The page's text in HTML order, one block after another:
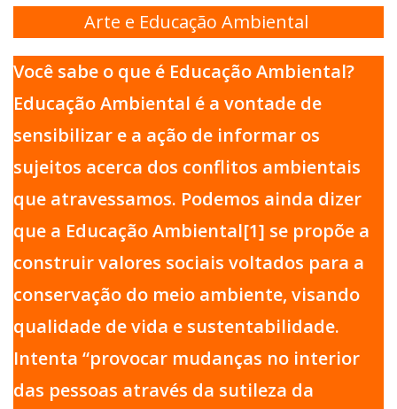
Arte e Educação Ambiental
Você sabe o que é Educação Ambiental?
Educação Ambiental é a vontade de
sensibilizar e a ação de informar os
sujeitos acerca dos conflitos ambientais
que atravessamos. Podemos ainda dizer
que a Educação Ambiental[1] se propõe a
construir valores sociais voltados para a
conservação do meio ambiente, visando
qualidade de vida e sustentabilidade.
Intenta “provocar mudanças no interior
das pessoas através da sutileza da